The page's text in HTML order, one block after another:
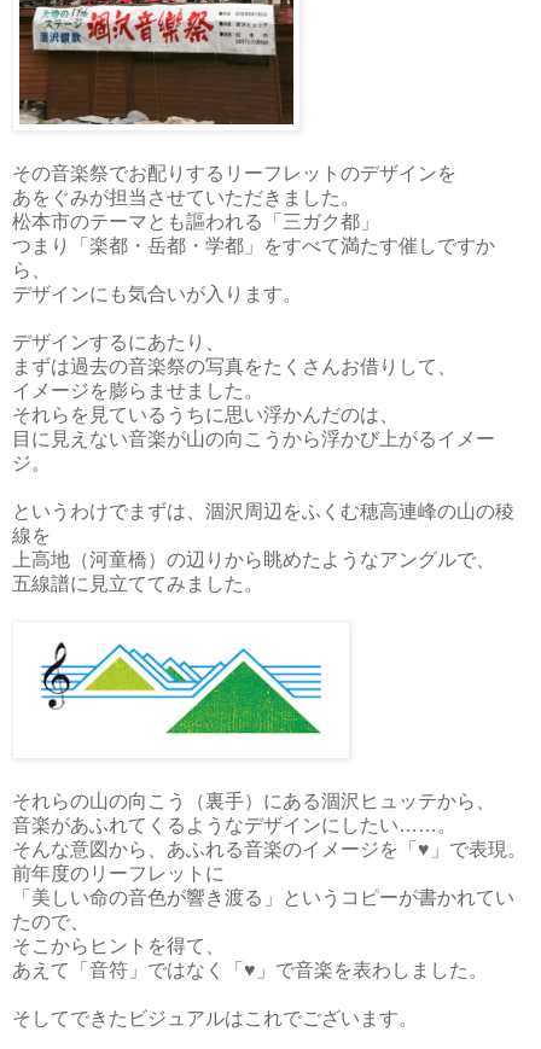
その音楽祭でお配りするリーフレットのデザインを
あをぐみが担当させていただきました。
松本市のテーマとも謳われる「三ガク都」
つまり「楽都・岳都・学都」をすべて満たす催しですか
ら、
デザインにも気合いが入ります。
デザインするにあたり、
まずは過去の音楽祭の写真をたくさんお借りして、
イメージを膨らませました。
それらを見ているうちに思い浮かんだのは、
目に見えない音楽が山の向こうから浮かび上がるイメー
ジ。
というわけでまずは、涸沢周辺をふくむ穂高連峰の山の稜
線を
上高地（河童橋）の辺りから眺めたようなアングルで、
五線譜に見立ててみました。
それらの山の向こう（裏手）にある涸沢ヒュッテから、
音楽があふれてくるようなデザインにしたい……。
そんな意図から、あふれる音楽のイメージを「♥」で表現。
前年度のリーフレットに
「美しい命の音色が響き渡る」というコピーが書かれてい
たので、
そこからヒントを得て、
あえて「音符」ではなく「♥」で音楽を表わしました。
そしてできたビジュアルはこれでございます。